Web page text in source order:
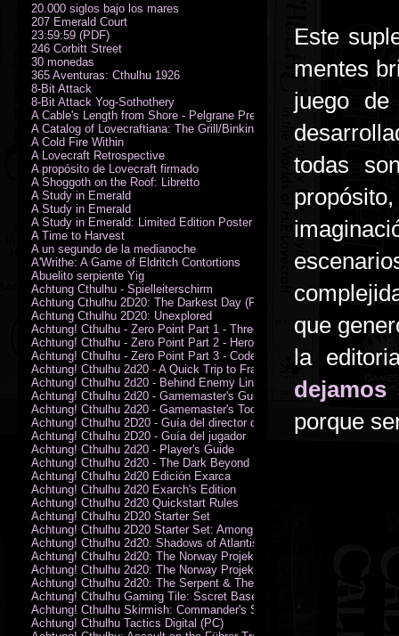
Este
mentes
juego
todas
que
la
dejamos
porque
20.000 siglos bajo los mares
207 Emerald Court
23:59:59 (PDF)
246 Corbitt Street
30 monedas
365 Aventuras: Cthulhu 1926
8-Bit Attack
8-Bit Attack Yog-Sothothery
A Cable's Length from Shore - Pelgrane Press' FreeRPG 2018 (PDF)
A Catalog of Lovecraftiana: The Grill/Binkin Collection
A Cold Fire Within
A Lovecraft Retrospective
A propósito de Lovecraft firmado
A Shoggoth on the Roof: Libretto
A Study in Emerald
A Study in Emerald
A Study in Emerald: Limited Edition Poster (Neil Gaiman)
A Time to Harvest
A un segundo de la medianoche
A'Writhe: A Game of Eldritch Contortions
Abuelito serpiente Yig
Achtung Cthulhu - Spielleiterschirm
Achtung Cthulhu 2D20: The Darkest Day (PDF)
Achtung Cthulhu 2D20: Unexplored
Achtung! Cthulhu - Zero Point Part 1 - Three Kings
Achtung! Cthulhu - Zero Point Part 2 - Heroes of the Sea
Achtung! Cthulhu - Zero Point Part 3 - Code of Honour (PDF)
Achtung! Cthulhu 2d20 - A Quick Trip to France (PDF)
Achtung! Cthulhu 2d20 - Behind Enemy Lines
Achtung! Cthulhu 2d20 - Gamemaster's Guide
Achtung! Cthulhu 2d20 - Gamemaster's Toolkit
Achtung! Cthulhu 2D20 - Guía del director de juego
Achtung! Cthulhu 2D20 - Guía del jugador
Achtung! Cthulhu 2d20 - Player's Guide
Achtung! Cthulhu 2d20 - The Dark Beyond
Achtung! Cthulhu 2d20 Edición Exarca
Achtung! Cthulhu 2d20 Exarch's Edition
Achtung! Cthulhu 2d20 Quickstart Rules
Achtung! Cthulhu 2D20 Starter Set
Achtung! Cthulhu 2D20 Starter Set: Among the Wolves (PDF)
Achtung! Cthulhu 2d20: Shadows of Atlantis
Achtung! Cthulhu 2d20: The Norway Projekt
Achtung! Cthulhu 2d20: The Norway Projekt (PDF)
Achtung! Cthulhu 2d20: The Serpent & The Sands
Achtung! Cthulhu Gaming Tile: Sscret Base & Icy Ruins
Achtung! Cthulhu Skirmish: Commander's Set
Achtung! Cthulhu Tactics Digital (PC)